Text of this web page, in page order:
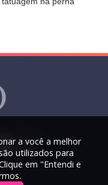
a você a melhor
utilizados para
em "Entendi e